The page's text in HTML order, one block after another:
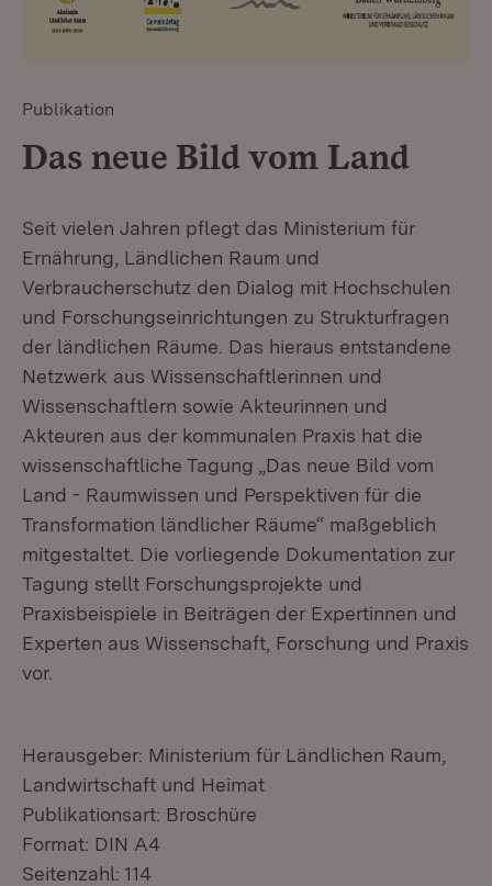
Publikation
Das neue Bild vom Land
Seit vielen Jahren pflegt das Ministerium für
Ernährung, Ländlichen Raum und
Verbraucherschutz den Dialog mit Hochschulen
und Forschungseinrichtungen zu Strukturfragen
der ländlichen Räume. Das hieraus entstandene
Netzwerk aus Wissenschaftlerinnen und
Wissenschaftlern sowie Akteurinnen und
Akteuren aus der kommunalen Praxis hat die
wissenschaftliche Tagung „Das neue Bild vom
Land - Raumwissen und Perspektiven für die
Transformation ländlicher Räume“ maßgeblich
mitgestaltet. Die vorliegende Dokumentation zur
Tagung stellt Forschungsprojekte und
Praxisbeispiele in Beiträgen der Expertinnen und
Experten aus Wissenschaft, Forschung und Praxis
vor.
Herausgeber: Ministerium für Ländlichen Raum,
Landwirtschaft und Heimat
Publikationsart: Broschüre
Format: DIN A4
Seitenzahl: 114